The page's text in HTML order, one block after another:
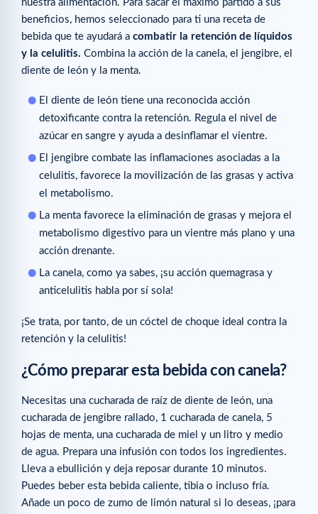
nuestra alimentación. Para sacar el máximo partido a sus
beneficios, hemos seleccionado para ti una receta de
bebida que te ayudará a combatir la retención de líquidos
y la celulitis. Combina la acción de la canela, el jengibre, el
diente de león y la menta.
El diente de león tiene una reconocida acción
detoxificante contra la retención. Regula el nivel de
azúcar en sangre y ayuda a desinflamar el vientre.
El jengibre combate las inflamaciones asociadas a la
celulitis, favorece la movilización de las grasas y activa
el metabolismo.
La menta favorece la eliminación de grasas y mejora el
metabolismo digestivo para un vientre más plano y una
acción drenante.
La canela, como ya sabes, ¡su acción quemagrasa y
anticelulitis habla por sí sola!
¡Se trata, por tanto, de un cóctel de choque ideal contra la
retención y la celulitis!
¿Cómo preparar esta bebida con canela?
Necesitas una cucharada de raíz de diente de león, una
cucharada de jengibre rallado, 1 cucharada de canela, 5
hojas de menta, una cucharada de miel y un litro y medio
de agua. Prepara una infusión con todos los ingredientes.
Lleva a ebullición y deja reposar durante 10 minutos.
Puedes beber esta bebida caliente, tibia o incluso fría.
Añade un poco de zumo de limón natural si lo deseas, ¡para